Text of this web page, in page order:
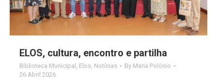
ELOS, cultura, encontro e partilha
Biblioteca Municipal , Elos, Notícias By Maria Polónio
26 Abril 2026